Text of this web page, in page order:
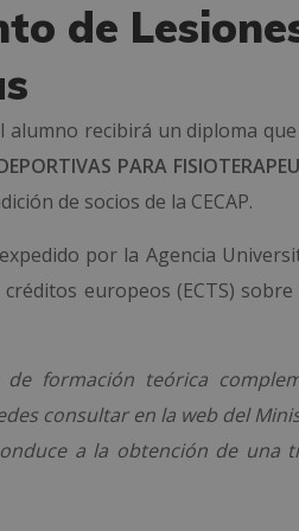
de
alumno recibirá un diploma
PARA
de socios de la CECAP.
por la Agencia
europeos (ECTS)
formación teórica
consultar en la web del
a la obtención de una